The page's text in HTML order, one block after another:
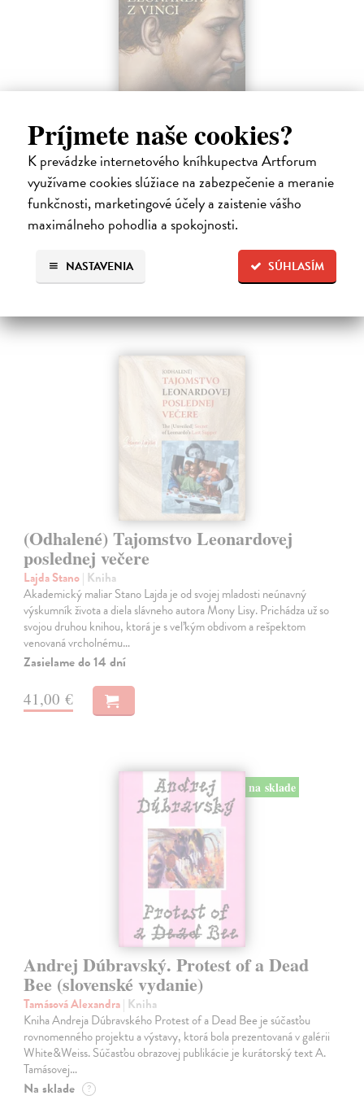
Príjmete naše cookies?
K prevádzke internetového kníhkupectva Artforum
využívame cookies slúžiace na zabezpečenie a meranie
funkčnosti, marketingové účely a zaistenie vášho
maximálneho pohodlia a spokojnosti.
SÚHLASÍM
NASTAVENIA
Posledná večera Leonarda z Vinci
Lajda Stano| Kniha
Stano Lajda je súčasný slovenský maliar, ktorý niekoľko rokov
systematicky pracoval na rekonštrukcii ikonickej Poslednej večere,
čo ho inšpirovalo k napísaniu tejto knihy. Odkrýva pred nami silné i
slabé…
Na sklade ?
31,92 €
39,90 € ?
(Odhalené) Tajomstvo Leonardovej
poslednej večere
Lajda Stano| Kniha
Akademický maliar Stano Lajda je od svojej mladosti neúnavný
výskumník života a diela slávneho autora Mony Lisy. Prichádza už so
svojou druhou knihou, ktorá je s veľkým obdivom a rešpektom
venovaná vrcholnému…
Zasielame do 14 dní
41,00 €
na sklade
Andrej Dúbravský. Protest of a Dead
Bee (slovenské vydanie)
Tamásová Alexandra| Kniha
Kniha Andreja Dúbravského Protest of a Dead Bee je súčasťou
rovnomenného projektu a výstavy, ktorá bola prezentovaná v galérii
White&Weiss. Súčasťou obrazovej publikácie je kurátorský text A.
Tamásovej…
Na sklade ?